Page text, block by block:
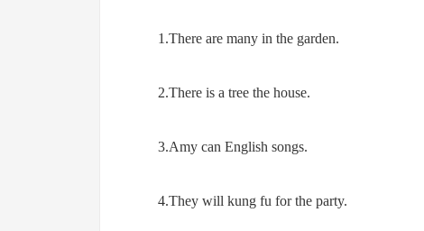
1.There are many in the garden.
2.There is a tree the house.
3.Amy can English songs.
4.They will kung fu for the party.